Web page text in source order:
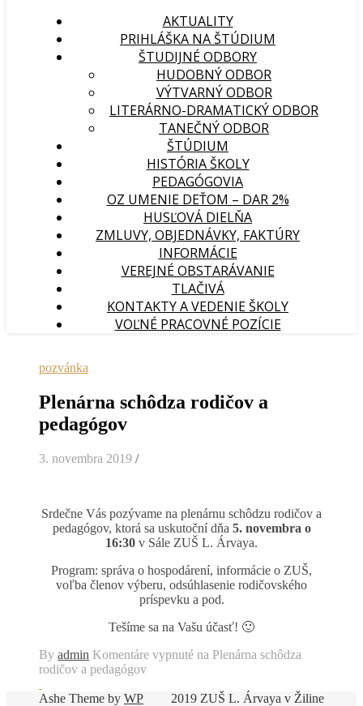
AKTUALITY
PRIHLÁŠKA NA ŠTÚDIUM
ŠTUDIJNÉ ODBORY
HUDOBNÝ ODBOR
VÝTVARNÝ ODBOR
LITERÁRNO-DRAMATICKÝ ODBOR
TANEČNÝ ODBOR
ŠTÚDIUM
HISTÓRIA ŠKOLY
PEDAGÓGOVIA
OZ UMENIE DEŤOM – DAR 2%
HUSĽOVÁ DIELŇA
ZMLUVY, OBJEDNÁVKY, FAKTÚRY
INFORMÁCIE
VEREJNÉ OBSTARÁVANIE
TLAČIVÁ
KONTAKTY A VEDENIE ŠKOLY
VOĽNÉ PRACOVNÉ POZÍCIE
pozvánka
Plenárna schôdza rodičov a
pedagógov
3. novembra 2019 /
Srdečne Vás pozývame na plenárnu schôdzu rodičov a
pedagógov, ktorá sa uskutoční dňa 5. novembra o
16:30 v Sále ZUŠ L. Árvaya.
Program: správa o hospodárení, informácie o ZUŠ,
voľba členov výberu, odsúhlasenie rodičovského
príspevku a pod.
Tešíme sa na Vašu účasť! 🙂
By admin Komentáre vypnuté na Plenárna schôdza
rodičov a pedagógov
2019 ZUŠ L. Árvaya v Žiline
Ashe Theme by WP